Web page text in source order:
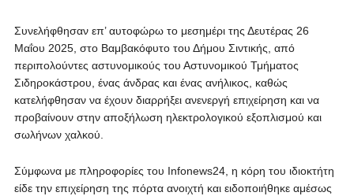
Συνελήφθησαν επ’ αυτοφώρω το μεσημέρι της Δευτέρας 26
Μαΐου 2025, στο Βαμβακόφυτο του Δήμου Σιντικής, από
περιπολούντες αστυνομικούς του Αστυνομικού Τμήματος
Σιδηροκάστρου, ένας άνδρας και ένας ανήλικος, καθώς
κατελήφθησαν να έχουν διαρρήξει ανενεργή επιχείρηση και να
προβαίνουν στην αποξήλωση ηλεκτρολογικού εξοπλισμού και
σωλήνων χαλκού.
Σύμφωνα με πληροφορίες του Infonews24, η κόρη του ιδιοκτήτη
είδε την επιχείρηση της πόρτα ανοιχτή και ειδοποιήθηκε αμέσως